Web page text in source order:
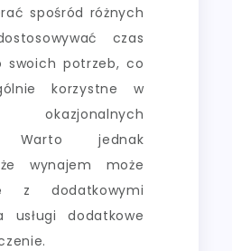
spośród różnych
czas
swoich potrzeb, co
korzystne w
okazjonalnych
Warto jednak
wynajem może
z dodatkowymi
usługi dodatkowe